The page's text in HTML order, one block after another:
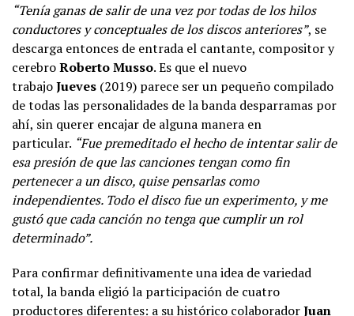
“Tenía ganas de salir de una vez por todas de los hilos
conductores y conceptuales de los discos anteriores”, se
descarga entonces de entrada el cantante, compositor y
cerebroRoberto Musso. Es que el nuevo
trabajoJueves (2019) parece ser un pequeño compilado
de todas las personalidades de la banda desparramas por
ahí, sin querer encajar de alguna manera en
particular. “Fue premeditado el hecho de intentar salir de
esa presión de que las canciones tengan como fin
pertenecer a un disco, quise pensarlas como
independientes. Todo el disco fue un experimento, y me
gustó que cada canción no tenga que cumplir un rol
determinado”.
Para confirmar definitivamente una idea de variedad
total, la banda eligió la participación de cuatro
productores diferentes: a su histórico colaboradorJuan